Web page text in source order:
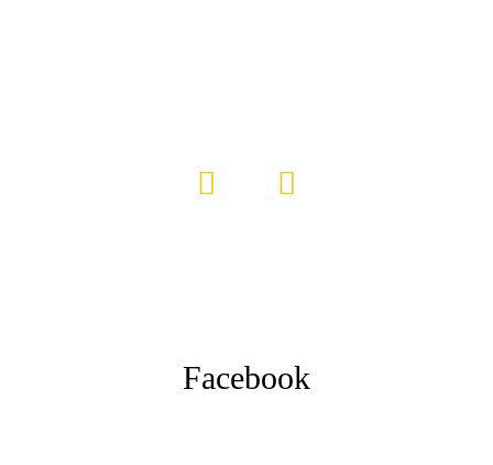
Facebook